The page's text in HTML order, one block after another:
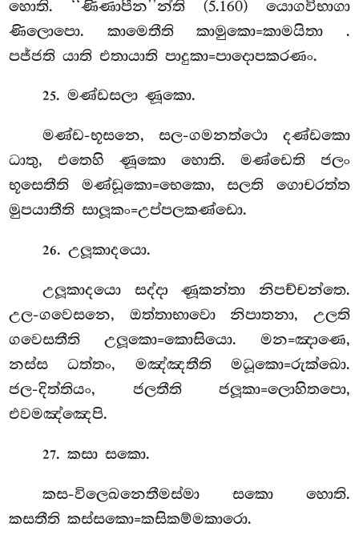
හොති. ‘‘ණිණාපීන’’න්ති (5.160) යොගවිභාගා
ණිලොපො. කාමෙතීති කාමුකො=කාමයිතා .
පජ්ජති යාති එතායාති පාදුකා=පාදොපකරණං.
25. මණ්ඩසලා ණූකො.
මණ්ඩ-භූසනෙ, සල-ගමනත්ථො දණ්ඩකො
ධාතු, එතෙහි ණූකො හොති. මණ්ඩෙති ජලං
භූසෙතීති මණ්ඩූකො=භෙකො, සලති ගොචරත්ත
මුපයාතීති සාලූකං=උප්පලකණ්ඩො.
26. උලූකාදයො.
උලූකාදයො සද්දා ණූකන්තා නිපච්චන්තෙ.
උල-ගවෙසනෙ, ඔත්තාභාවො නිපාතනා, උලති
ගවෙසතීති උලූකො=කොසියො. මන=ඤාණෙ,
නස්ස ධත්තං, මඤ්ඤතීති මධූකො=රුක්ඛො.
ජල-දිත්තියං, ජලතීති ජලූකා=ලොහිතපො,
එවමඤ්ඤෙපි.
27. කසා සකො.
කස-විලෙඛනෙතීමස්මා සකො හොති.
කසතීති කස්සකො=කසිකම්මකාරො.